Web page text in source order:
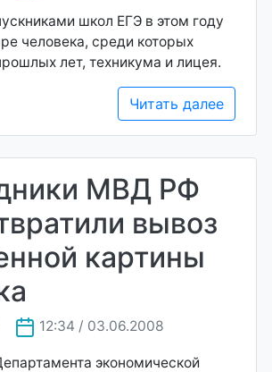
школ ЕГЭ в этом году
человека, среди которых
лет, техникума и лицея.
Читать далее
МВД РФ
вывоз
картины
12:34 / 03.06.2008
экономической